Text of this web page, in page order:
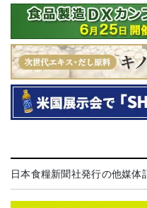
日本食糧新聞社発行の他媒体